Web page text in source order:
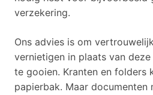
verzekering.
Ons advies is om
vernietigen in plaats van
te gooien. Kranten en folders
papierbak. Maar documenten